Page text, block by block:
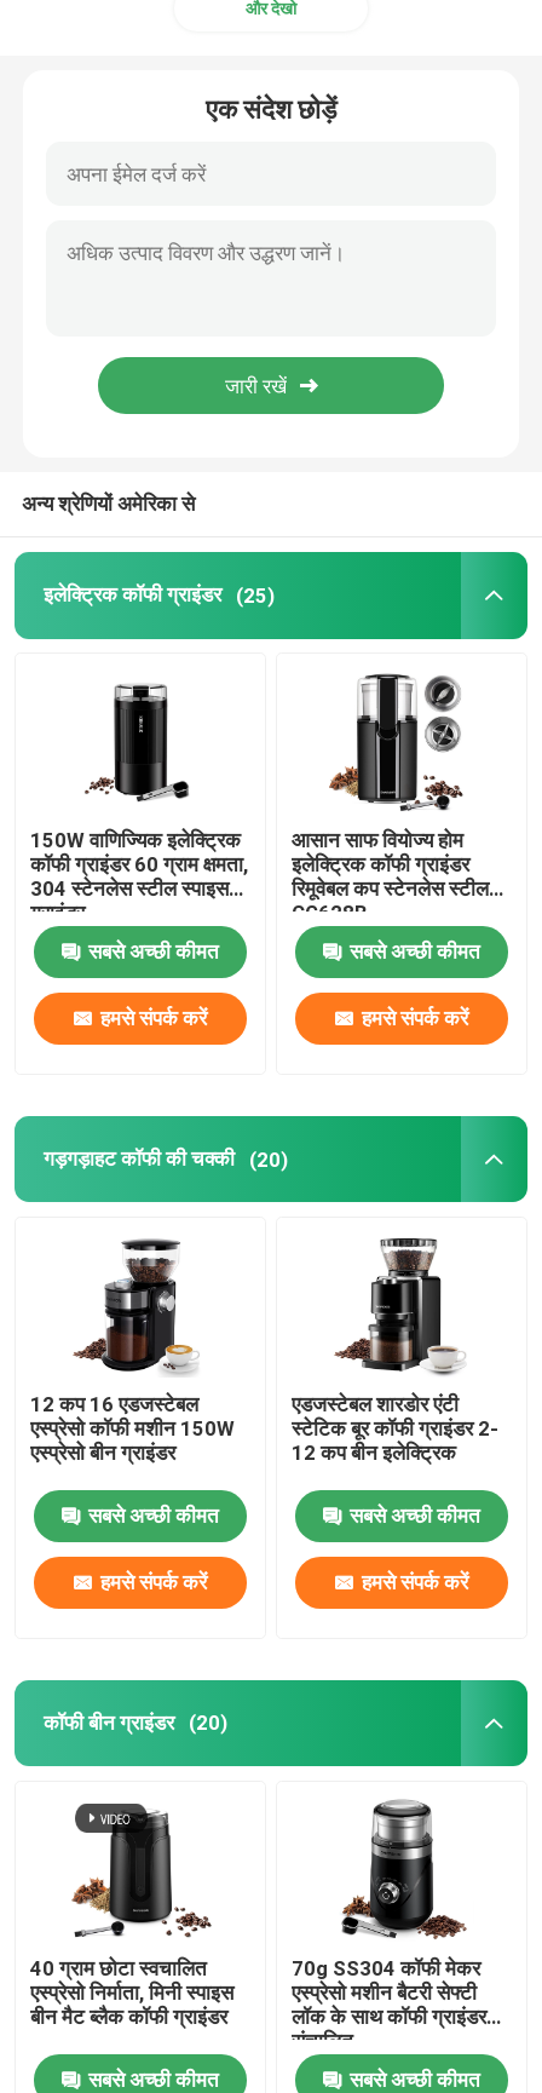
मैनुअल कॉफी ग्राइंडर
रिचार्जेबल कॉफी ग्राइंडर
एस्प्रेसो मिल्क फ्रॉदर
मल्टीफ़ंक्शन कॉफी मशीन
फ्रेंच प्रेस कॉफी मेकर
और देखो
एक संदेश छोड़ें
अन्य श्रेणियों अमेरिका से
इलेक्ट्रिक कॉफी ग्राइंडर (25)
150W वाणिज्यिक इलेक्ट्रिक
कॉफी ग्राइंडर 60 ग्राम क्षमता,
304 स्टेनलेस स्टील स्पाइस
ग्राइंडर
सबसे अच्छी कीमत
हमसे संपर्क करें
आसान साफ ​​वियोज्य होम
इलेक्ट्रिक कॉफी ग्राइंडर
रिमूवेबल कप स्टेनलेस स्टील
CG628B
सबसे अच्छी कीमत
हमसे संपर्क करें
गड़गड़ाहट कॉफी की चक्की (20)
12 कप 16 एडजस्टेबल
एस्प्रेसो कॉफी मशीन 150W
एस्प्रेसो बीन ग्राइंडर
सबसे अच्छी कीमत
हमसे संपर्क करें
एडजस्टेबल शारडोर एंटी
स्टेटिक बूर कॉफी ग्राइंडर 2-
12 कप बीन इलेक्ट्रिक
सबसे अच्छी कीमत
हमसे संपर्क करें
कॉफी बीन ग्राइंडर (20)
40 ग्राम छोटा स्वचालित
एस्प्रेसो निर्माता, मिनी स्पाइस
बीन मैट ब्लैक कॉफी ग्राइंडर
सबसे अच्छी कीमत
70g SS304 कॉफी मेकर
एस्प्रेसो मशीन बैटरी सेफ्टी
लॉक के साथ कॉफी ग्राइंडर
संचालित
सबसे अच्छी कीमत